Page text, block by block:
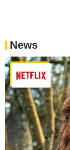
News